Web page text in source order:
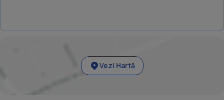
apei pluviale este facuta de jgheaburi si burlane din
aluminiu, fara imbinari. Parcarea este amenajata pentru 3
masini. Siguranta: Proprietatea este monitorizata printr-
Vezi Hartă